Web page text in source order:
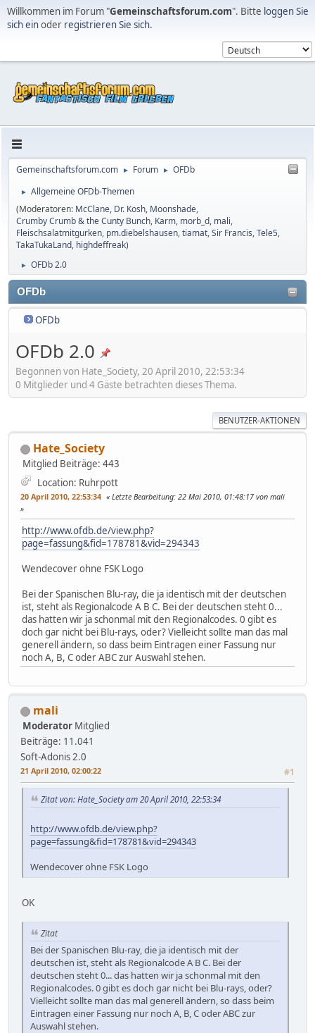
Willkommen im Forum "Gemeinschaftsforum.com". Bitte loggen Sie
sich einoder registrieren Sie sich.
Gemeinschaftsforum.com ► Forum ► OFDb
►
Allgemeine OFDb-Themen
(Moderatoren: McClane, Dr. Kosh, Moonshade,
Crumby Crumb & the Cunty Bunch, Karm, morb_d, mali,
Fleischsalatmitgurken, pm.diebelshausen,tiamat,Sir Francis,Tele5,
TakaTukaLand, highdeffreak)
► OFDb 2.0
OFDb
OFDb
OFDb 2.0
Begonnen von Hate_Society, 20 April 2010, 22:53:34
0 Mitglieder und 4 Gäste betrachten dieses Thema.
BENUTZER-AKTIONEN
Hate_Society
Mitglied Beiträge: 443
Location: Ruhrpott
20 April 2010, 22:53:34 Letzte Bearbeitung: 22 Mai 2010, 01:48:17 von mali
http://www.ofdb.de/view.php?
page=fassung&fid=178781&vid=294343
Wendecover ohne FSK Logo
Bei der Spanischen Blu-ray, die ja identisch mit der deutschen
ist, steht als Regionalcode A B C. Bei der deutschen steht 0...
das hatten wir ja schonmal mit den Regionalcodes. 0 gibt es
doch gar nicht bei Blu-rays, oder? Vielleicht sollte man das mal
generell ändern, so dass beim Eintragen einer Fassung nur
noch A, B, C oder ABC zur Auswahl stehen.
mali
Moderator Mitglied
Beiträge: 11.041
Soft-Adonis 2.0
21 April 2010, 02:00:22 #1
Zitat von: Hate_Society am 20 April 2010, 22:53:34
http://www.ofdb.de/view.php?
page=fassung&fid=178781&vid=294343
Wendecover ohne FSK Logo
OK
Zitat
Bei der Spanischen Blu-ray, die ja identisch mit der
deutschen ist, steht als Regionalcode A B C. Bei der
deutschen steht 0... das hatten wir ja schonmal mit den
Regionalcodes. 0 gibt es doch gar nicht bei Blu-rays, oder?
Vielleicht sollte man das mal generell ändern, so dass beim
Eintragen einer Fassung nur noch A, B, C oder ABC zur
Auswahl stehen.